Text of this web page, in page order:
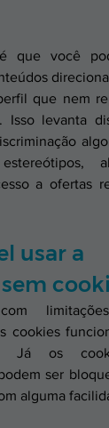
que você
que nem
levanta
a ofertas
usar a
cookies
Já os
ser
alguma